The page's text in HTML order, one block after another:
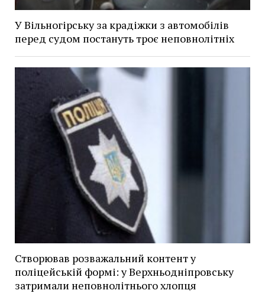
У Вільногірську за крадіжки з автомобілів
перед судом постануть троє неповнолітніх
Створював розважальний контент у
поліцейській формі: у Верхньодніпровську
затримали неповнолітнього хлопця